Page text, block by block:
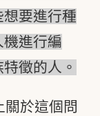
要進行種
進行編
徵的人。
於這個問